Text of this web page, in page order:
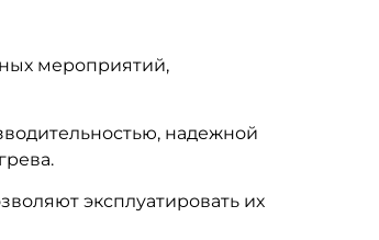
мероприятий,
надежной
эксплуатировать их